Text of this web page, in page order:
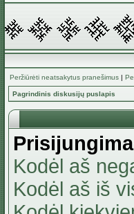
Peržiūrėti neatsakytus pranešimus |
Pagrindinis diskusijų puslapis
Kodėl aš
Kodėl aš iš